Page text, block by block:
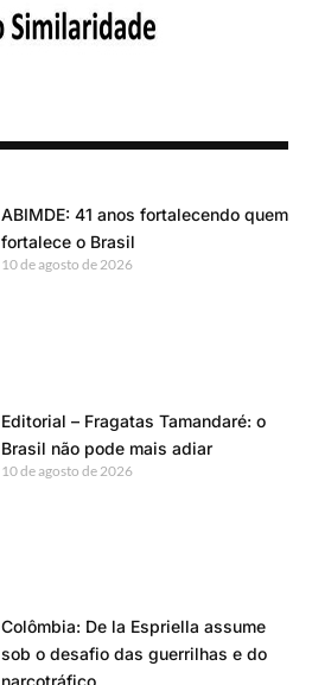
ABIMDE: 41 anos fortalecendo quem
fortalece o Brasil
10 de agosto de 2026
Editorial – Fragatas Tamandaré: o
Brasil não pode mais adiar
10 de agosto de 2026
Colômbia: De la Espriella assume
sob o desafio das guerrilhas e do